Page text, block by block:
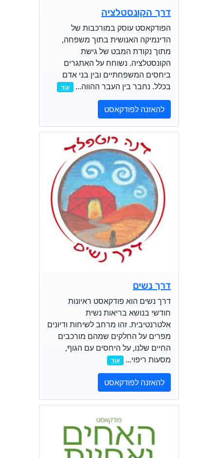
דרך הקונסטלציה
הפודקאסט עוסק במורכבות של
הדינמיקה האנושית בתוך משפחה,
מתוך נקודת המבט של גישת
הקונסטלציה. נשוחח על האתגרים
ביחסים המשפחתיים ובין בני אדם
בכלל. נחבר בין העבר ההווה...
עוד
להאזנה לפודקאסט
דרך נשים
דרך נשים הוא פודקאסט ראיונות
חודשי בנושא בריאות נשית
אלטרנטיבית. זהו מרחב לשיחות ודיונים
מפרים על החלקים שמהם מורכבים
החיים שלנו, על היחסים עם הגוף,
מסעות ריפוי...
עוד
להאזנה לפודקאסט